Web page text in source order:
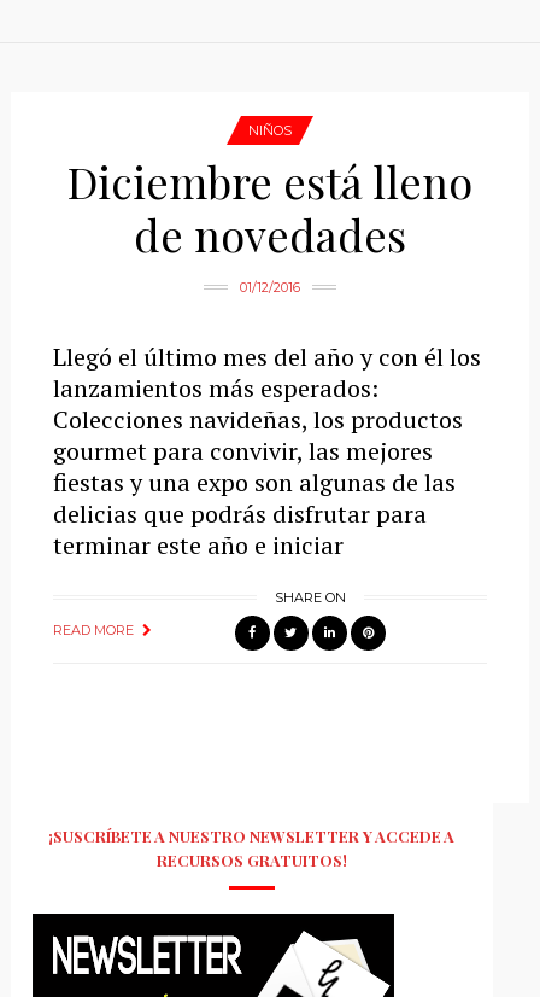
NIÑOS
Diciembre está lleno
de novedades
01/12/2016
Llegó el último mes del año y con él los
lanzamientos más esperados:
Colecciones navideñas, los productos
gourmet para convivir, las mejores
fiestas y una expo son algunas de las
delicias que podrás disfrutar para
terminar este año e iniciar
READ MORE
SHARE ON
¡SUSCRÍBETE A NUESTRO NEWSLETTER Y ACCEDE A
RECURSOS GRATUITOS!